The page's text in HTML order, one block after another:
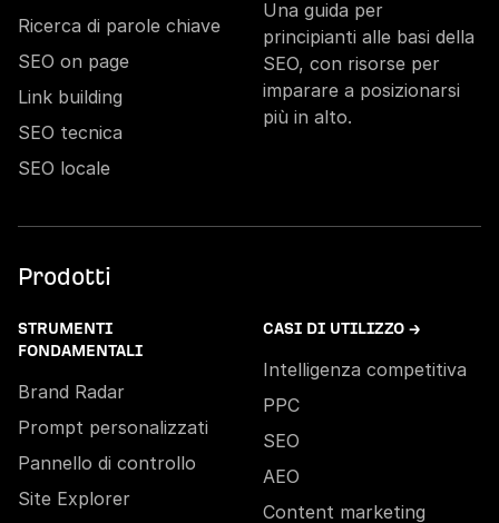
Ricerca di parole chiave
SEO on page
Link building
SEO tecnica
SEO locale
Una guida per
principianti alle basi della
SEO, con risorse per
imparare a posizionarsi
più in alto.
Prodotti
STRUMENTI
FONDAMENTALI
Brand Radar
Prompt personalizzati
Pannello di controllo
Site Explorer
CASI DI UTILIZZO →
Intelligenza competitiva
PPC
SEO
AEO
Content marketing